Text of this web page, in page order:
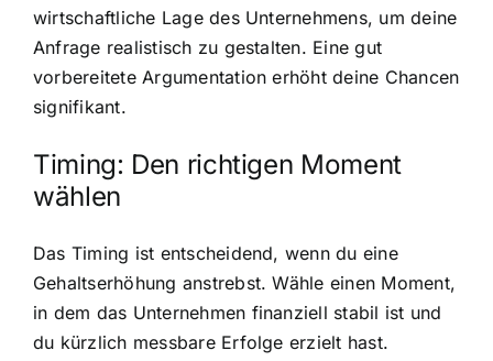
wirtschaftliche Lage des Unternehmens, um deine
Anfrage realistisch zu gestalten. Eine gut
vorbereitete Argumentation erhöht deine Chancen
signifikant.
Timing: Den richtigen Moment
wählen
Das Timing ist entscheidend, wenn du eine
Gehaltserhöhung anstrebst. Wähle einen Moment,
in dem das Unternehmen finanziell stabil ist und
du kürzlich messbare Erfolge erzielt hast.